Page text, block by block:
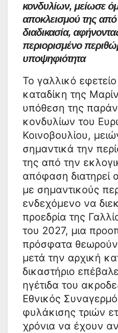
κονδυλίων, μείωσε
αποκλεισμού της από
διαδικασία,
περιορισμένο
υποψηφιότητα
Το γαλλικό
καταδίκη της
υπόθεση της
κονδυλίων του
Κοινοβουλίου,
σημαντικά την
της από την
απόφαση διατηρεί
με σημαντικούς
ενδεχόμενο να
προεδρία της
του 2027, μια
πρόσφατα
μετά την αρχική
δικαστήριο
ηγέτιδα του
Εθνικός
φυλάκισης τριών
χρόνια να έχουν